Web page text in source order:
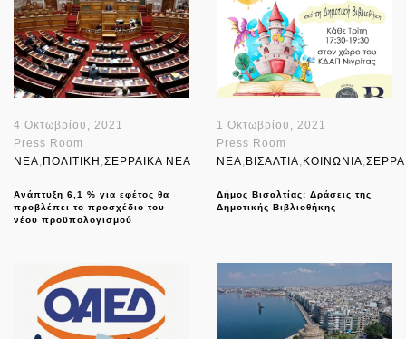
4 Οκτωβρίου, 2021
Press Room
NEA, ΠΟΛΙΤΙΚΗ ,ΣΕΡΡΑΙΚΑ ΝΕΑ
Ανάπτυξη 6,1 % για εφέτος θα
προβλέπει το προσχέδιο του
νέου προϋπολογισμού
1 Οκτωβρίου, 2021
Press Room
NEA, ΒΙΣΑΛΤΙΑ, ΚΟΙΝΩΝΙΑ,
Δήμος Βισαλτίας: Δράσεις της
Δημοτικής Βιβλιοθήκης